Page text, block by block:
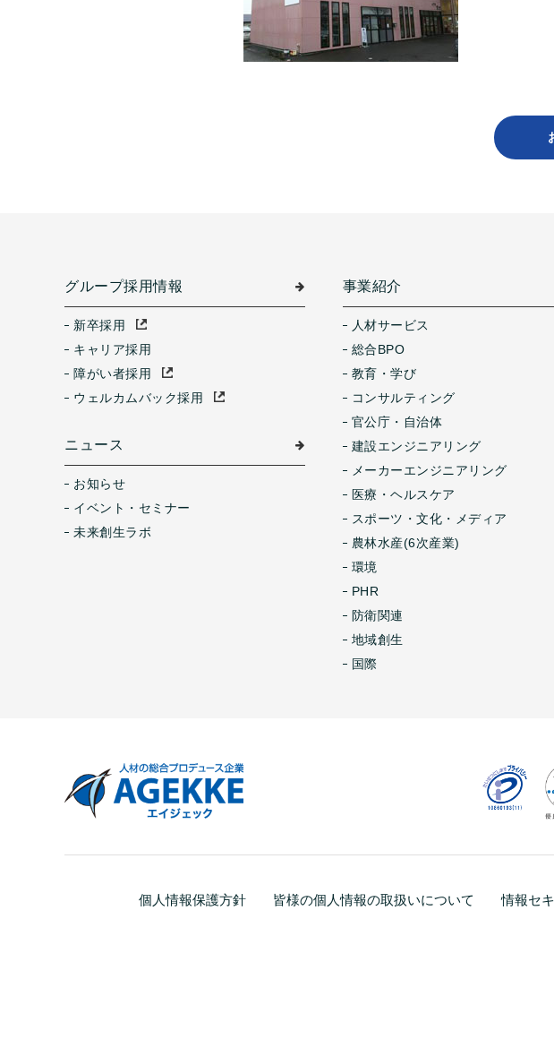
グループ採用情報
新卒採用
キャリア採用
障がい者採用
ウェルカムバック採用
ニュース
お知らせ
イベント・セミナー
未来創生ラボ
事業紹介
人材サービス
総合BPO
教育・学び
コンサルティング
官公庁・自治体
建設エンジニアリング
メーカーエンジニアリング
医療・ヘルスケア
スポーツ・文化・メディア
農林水産(6次産業)
環境
PHR
防衛関連
地域創生
国際
個人情報保護方針 皆様の個人情報の取扱いについて 情報セ